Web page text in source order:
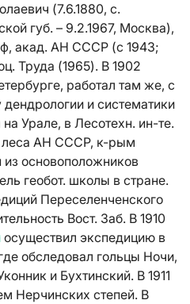
(7.6.1880, с.
губ. – 9.2.1967, Москва),
акад. АН СССР (с 1943;
Труда (1965). В 1902
работал там же, с
и систематики
Урале, в Лесотехн. ин-те.
леса АН СССР, к-рым
основоположников
геобот. школы в стране.
Переселенченского
Вост. Заб. В 1910
осуществил экспедицию в
обследовал гольцы Ночи,
и Бухтинский. В 1911
Нерчинских степей. В